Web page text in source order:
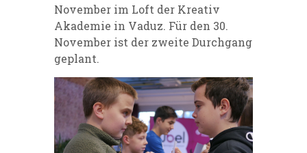
November im Loft der Kreativ
Akademie in Vaduz. Für den 30.
November ist der zweite Durchgang
geplant.